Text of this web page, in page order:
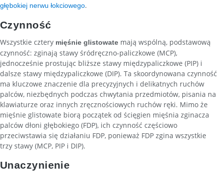
głębokiej nerwu łokciowego.
Czynność
Wszystkie cztery mięśnie glistowate mają wspólną, podstawową
czynność: zginają stawy śródręczno-paliczkowe (MCP),
jednocześnie prostując bliższe stawy międzypaliczkowe (PIP) i
dalsze stawy międzypaliczkowe (DIP). Ta skoordynowana czynność
ma kluczowe znaczenie dla precyzyjnych i delikatnych ruchów
palców, niezbędnych podczas chwytania przedmiotów, pisania na
klawiaturze oraz innych zręcznościowych ruchów ręki. Mimo że
mięśnie glistowate biorą początek od ścięgien mięśnia zginacza
palców dłoni głębokiego (FDP), ich czynność częściowo
przeciwstawia się działaniu FDP, ponieważ FDP zgina wszystkie
trzy stawy (MCP, PIP i DIP).
Unaczynienie